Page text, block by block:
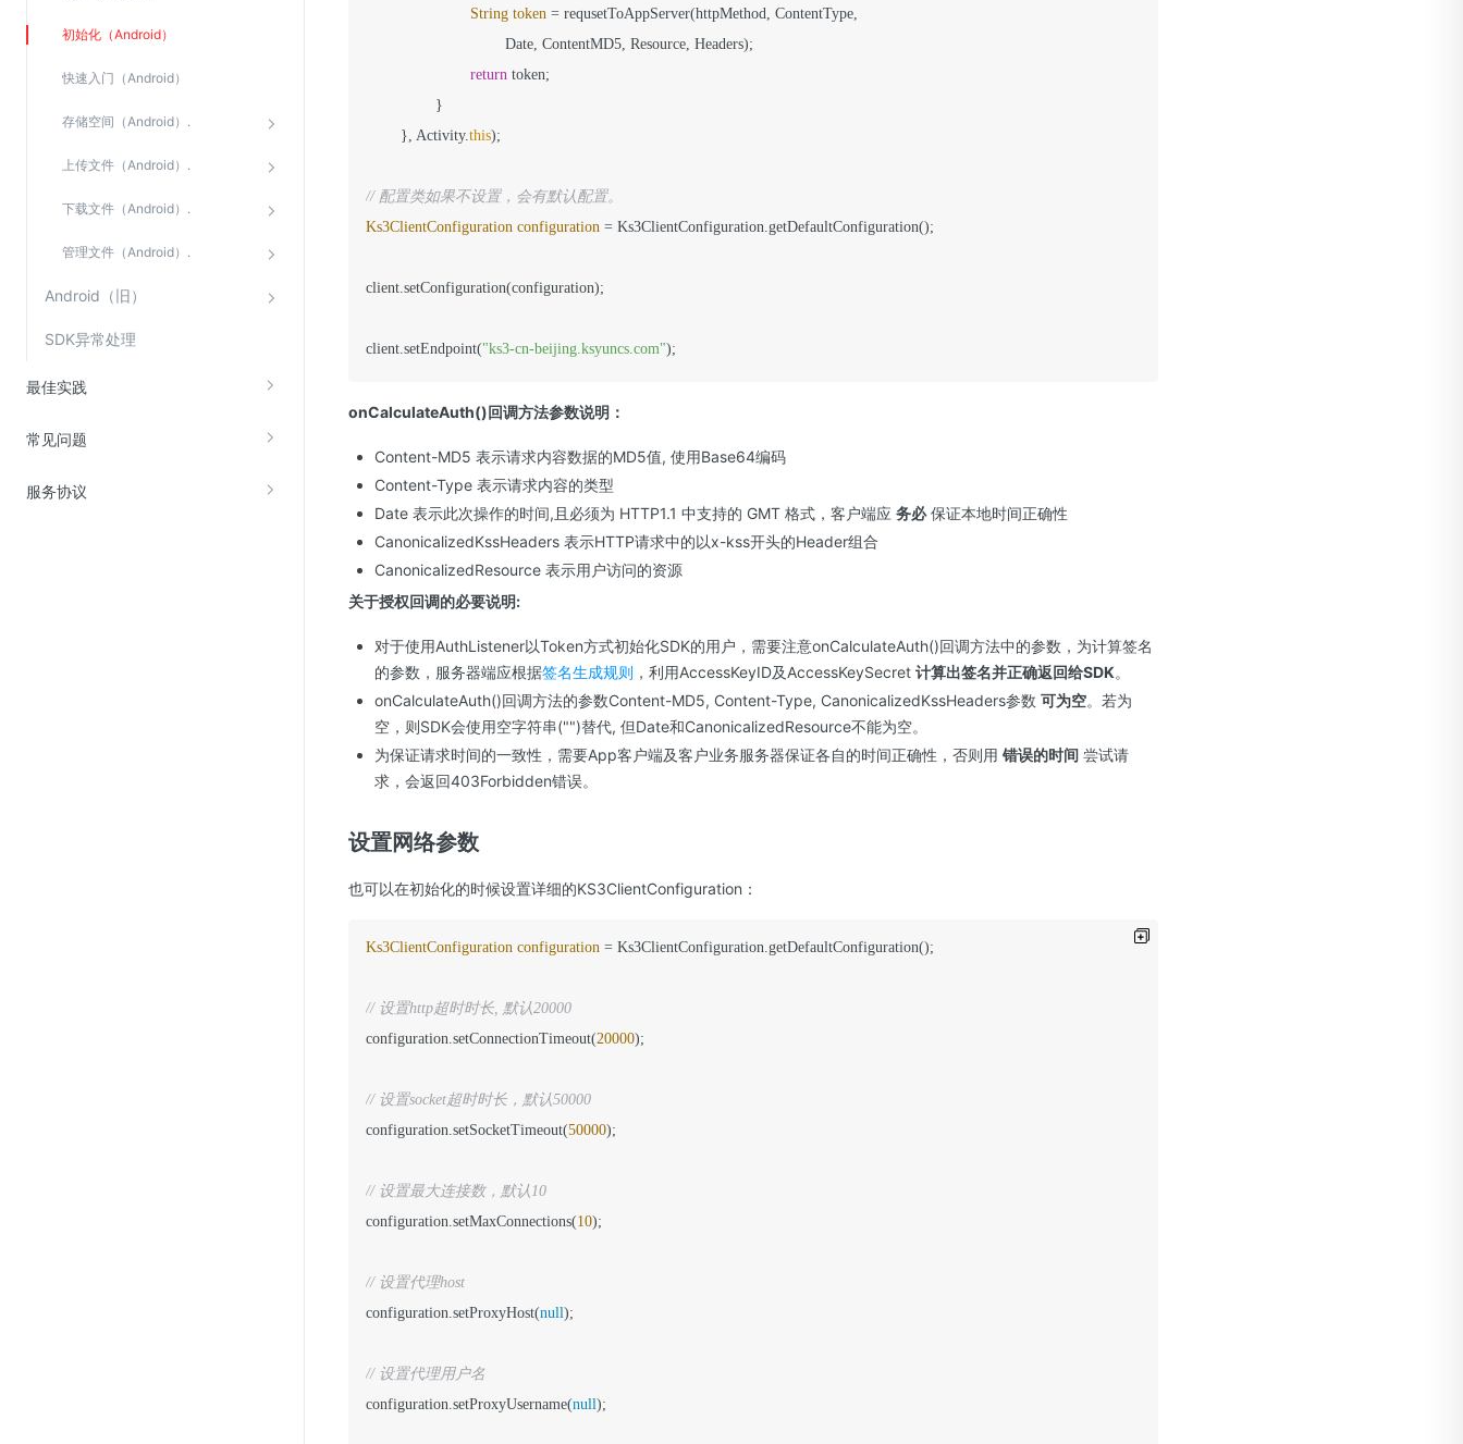
初始化（Android）
快速入门（Android）
存储空间（Android）.
上传文件（Android）.
下载文件（Android）.
管理文件（Android）.
Android（旧）
SDK异常处理
最佳实践
常见问题
服务协议
String token = requsetToAppServer(httpMethod, ContentType,
return token;
	}, Activity.
this);
// 配置类如果不设置，会有默认配置。
Ks3ClientConfiguration configuration = Ks3ClientConfiguration.getDefaultConfiguration();
client.setConfiguration(configuration);
client.setEndpoint("ks3-cn-beijing.ksyuncs.com");
onCalculateAuth()回调方法参数说明：
Content-MD5 表示请求内容数据的MD5值, 使用Base64编码
Content-Type 表示请求内容的类型
Date 表示此次操作的时间,且必须为 HTTP1.1 中支持的 GMT 格式，客户端应 务必保证本地时间正确性
CanonicalizedKssHeaders 表示HTTP请求中的以x-kss开头的Header组合
CanonicalizedResource 表示用户访问的资源
关于授权回调的必要说明:
对于使用AuthListener以Token方式初始化SDK的用户，需要注意onCalculateAuth()回调方法中的参数，为计算签名
的参数，服务器端应根据签名生成规则 ，利用AccessKeyID及AccessKeySecret 计算出签名并正确返回给SDK。
onCalculateAuth()回调方法的参数Content-MD5, Content-Type, CanonicalizedKssHeaders参数 可为空。若为
空，则SDK会使用空字符串("")替代, 但Date和CanonicalizedResource不能为空。
为保证请求时间的一致性，需要App客户端及客户业务服务器保证各自的时间正确性，否则用 错误的时间 尝试请
求，会返回403Forbidden错误。
设置网络参数
也可以在初始化的时候设置详细的KS3ClientConfiguration：
Ks3ClientConfiguration configuration = Ks3ClientConfiguration.getDefaultConfiguration();
// 设置http超时时长, 默认20000
configuration.setConnectionTimeout(20000);
// 设置socket超时时长，默认50000
configuration.setSocketTimeout(50000);
// 设置最大连接数，默认10
configuration.setMaxConnections(10);
configuration.setProxyHost(null);
configuration.setProxyUsername(null);